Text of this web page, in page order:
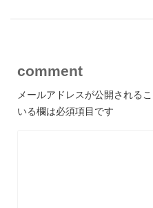
comment
メールアドレスが公開されるこ
いる欄は必須項目です